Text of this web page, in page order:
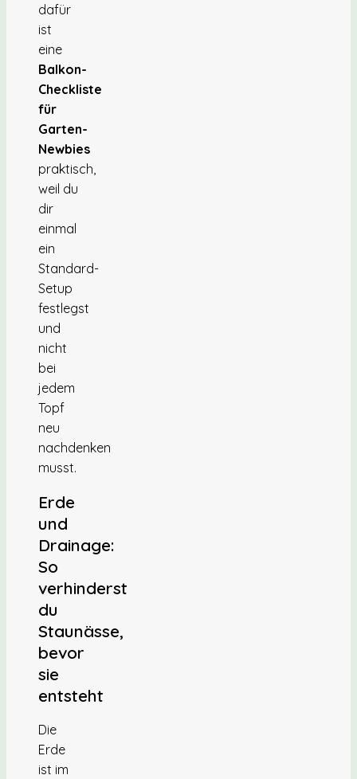
dafür
ist
eine
Balkon-
Checkliste
für
Garten-
Newbies
praktisch,
weil du
dir
einmal
ein
Standard-
Setup
festlegst
und
nicht
bei
jedem
Topf
neu
nachdenken
musst.
Erde
und
Drainage:
So
verhinderst
du
Staunässe,
bevor
sie
entsteht
Die
Erde
ist im